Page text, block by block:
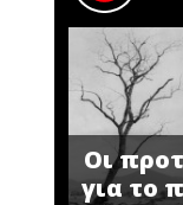
Οι
για το